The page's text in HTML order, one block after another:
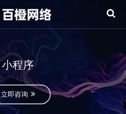
小程序
立即咨询